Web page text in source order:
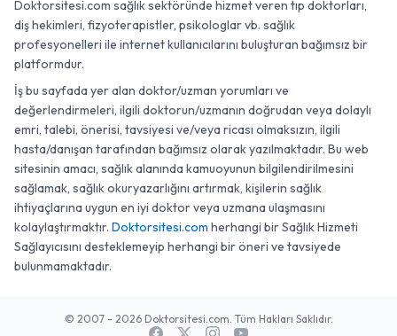
Doktorsitesi.com sağlık sektöründe hizmet veren tıp doktorları,
diş hekimleri, fizyoterapistler, psikologlar vb. sağlık
profesyonelleri ile internet kullanıcılarını buluşturan bağımsız bir
platformdur.
İş bu sayfada yer alan doktor/uzman yorumları ve
değerlendirmeleri, ilgili doktorun/uzmanın doğrudan veya dolaylı
emri, talebi, önerisi, tavsiyesi ve/veya ricası olmaksızın, ilgili
hasta/danışan tarafından bağımsız olarak yazılmaktadır. Bu web
sitesinin amacı, sağlık alanında kamuoyunun bilgilendirilmesini
sağlamak, sağlık okuryazarlığını artırmak, kişilerin sağlık
ihtiyaçlarına uygun en iyi doktor veya uzmana ulaşmasını
kolaylaştırmaktır. Doktorsitesi.com herhangi bir Sağlık Hizmeti
Sağlayıcısını desteklemeyip herhangi bir öneri ve tavsiyede
bulunmamaktadır.
© 2007 - 2026 Doktorsitesi.com. Tüm Hakları Saklıdır.